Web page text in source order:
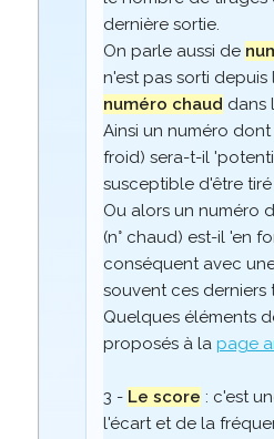
dernière sortie.
On parle aussi de
n'est pas sorti
numéro chaud dans
Ainsi un numéro dont
froid) sera-t-il
susceptible d'être
Ou alors un numéro
(n° chaud) est-il 'en
conséquent avec
souvent ces derniers
Quelques éléments
proposés à la page
3 - Le score : c'est
l'écart et de la